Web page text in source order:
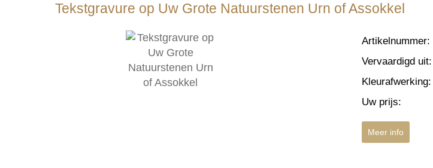
Tekstgravure op Uw Grote Natuurstenen Urn of Assokkel
Artikelnummer:
Vervaardigd uit:
Kleurafwerking:
Uw prijs:
Meer info